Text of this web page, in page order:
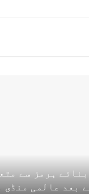
ہرمز سے
بعد عالمی منڈی